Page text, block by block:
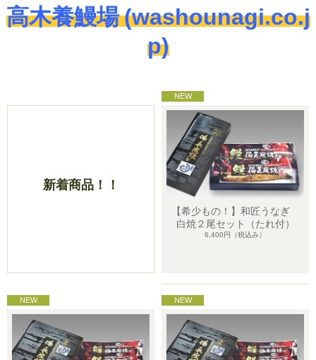
高木養鰻場(washounagi.co.j
p)
新着商品！！
【希少もの！】和匠うなぎ
白焼２尾セット（たれ付）
6,400円 （税込み）